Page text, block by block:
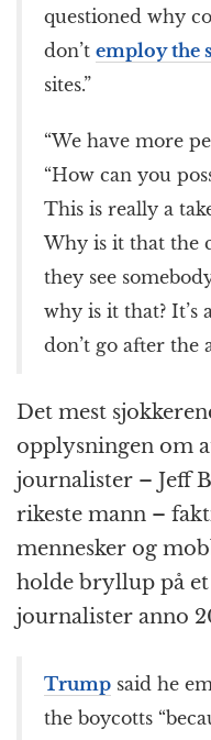
questioned why
don’t employ the
sites.”
“We have more
“How can you
This is really a
Why is it that the
they see
why is it that?
don’t go after the
Det mest
opplysningen om
journalister – Jeff
rikeste mann –
mennesker og
holde bryllup på
journalister anno
Trump said he
the boycotts